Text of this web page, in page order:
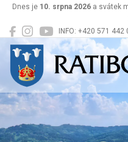
INFO: +420 571
Dnes je 10. srpna 2026 a svátek
Ratiboř